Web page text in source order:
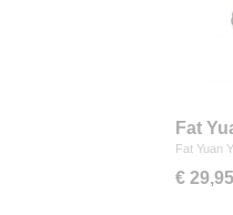
Fat
Fat Yuan
€ 29,95